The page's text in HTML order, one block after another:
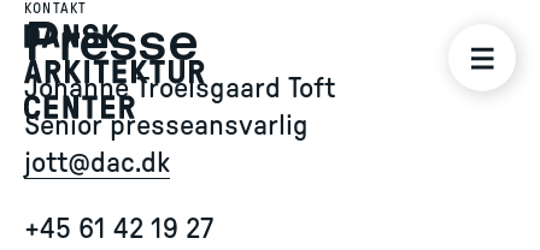
KONTAKT
Presse
Johanne Troelsgaard Toft
Senior presseansvarlig
jott@dac.dk
+45 61 42 19 27